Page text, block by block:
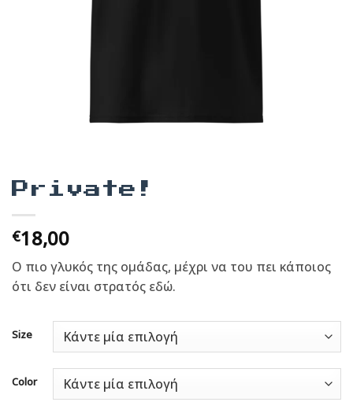
Private!
€18,00
Ο πιο γλυκός της ομάδας, μέχρι να του πει κάποιος
ότι δεν είναι στρατός εδώ.
Size
Color